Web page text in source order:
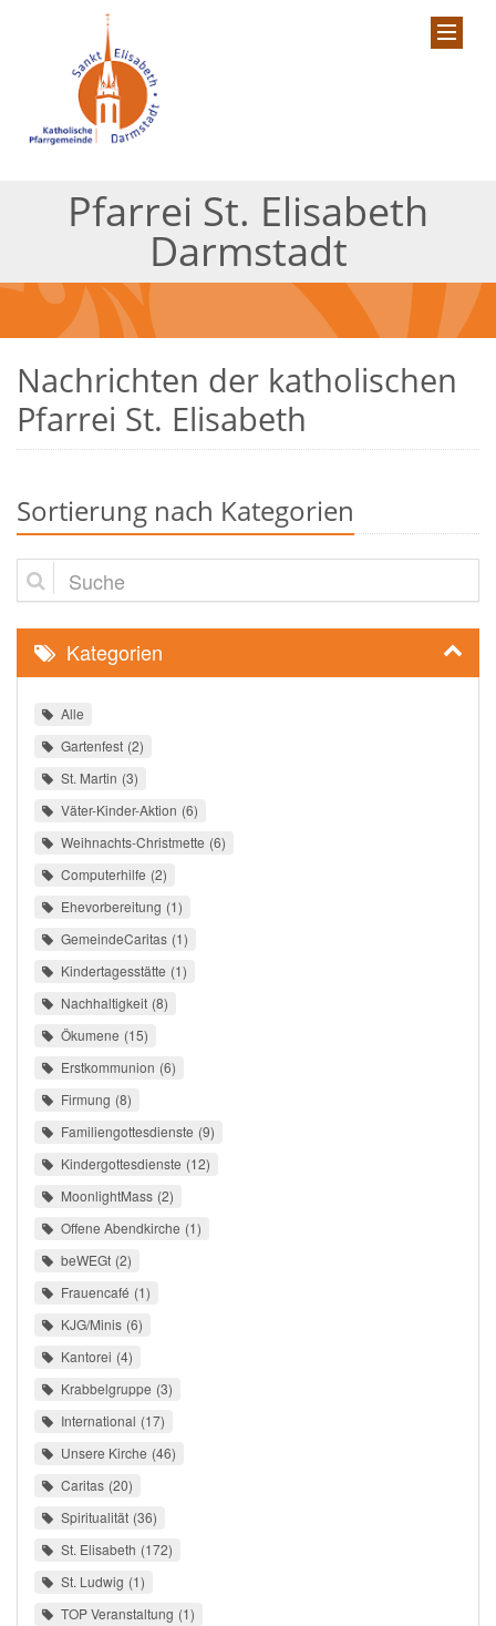
Pfarrei St. Elisabeth
Darmstadt
Nachrichten der katholischen
Pfarrei St. Elisabeth
Sortierung nach Kategorien
Suche
Kategorien
Alle
Gartenfest 2
St. Martin 3
Väter-Kinder-Aktion 6
Weihnachts-Christmette 6
Computerhilfe 2
Ehevorbereitung 1
GemeindeCaritas 1
Kindertagesstätte 1
Nachhaltigkeit 8
Ökumene 15
Erstkommunion 6
Firmung 8
Familiengottesdienste 9
Kindergottesdienste 12
MoonlightMass 2
Offene Abendkirche 1
beWEGt 2
Frauencafé 1
KJG/Minis 6
Kantorei 4
Krabbelgruppe 3
International 17
Unsere Kirche 46
Caritas 20
Spiritualität 36
St. Elisabeth 172
St. Ludwig 1
TOP Veranstaltung 1